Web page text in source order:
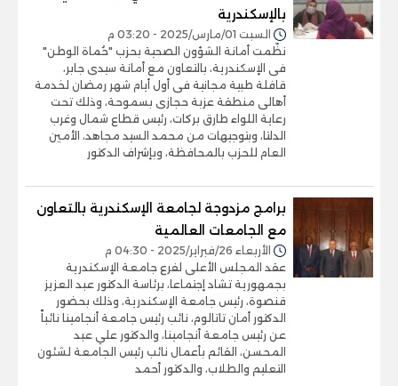
بالإسكندرية
السبت 01/مارس/2025 - 03:20 م
نظّمت أمانة الشؤون الصحية بحزب "حُماة الوطن"
فى الإسكندرية، بالتعاون مع أمانة سيدى جابر،
قافلة طبية مجانية فى أول أيام شهر رمضان لخدمة
أهالى منطقة عزبة حجازى بسموحة، وذلك تحت
رعاية اللواء طارق بركات، رئيس قطاع شمال وغرب
الدلتا، وبتوجيهات من محمد السيد مجاهد، الأمين
العام للحزب بالمحافظة، وبإشراف الدكتور
برامج مزدوجة لجامعة الإسكندرية بالتعاون
مع الجامعات العالمية
الأربعاء 26/فبراير/2025 - 04:30 م
عقد المجلس الأعلى لفرع جامعة الإسكندرية
بجمهورية تشاد إجتماعا، برئاسة الدكتور عبد العزيز
قنصوة، رئيس جامعة الإسكندرية، وذلك بحضور
الدكتور أمان تاتالوم، نائب رئيس جامعة أنجامينا نائباً
عن رئيس جامعة أنجامينا، والدكتور علي عبد
المحسن، القائم بأعمال نائب رئيس الجامعة لشئون
التعليم والطلاب، والدكتور أحمد